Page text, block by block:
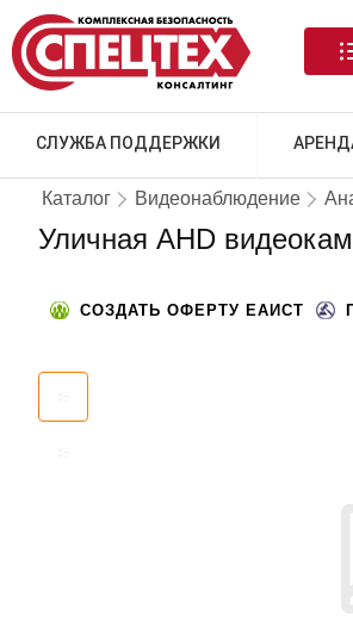
СЛУЖБА ПОДДЕРЖКИ
Каталог Видеонаблюдение
Уличная AHD
СОЗДАТЬ ОФЕРТУ ЕАИСТ